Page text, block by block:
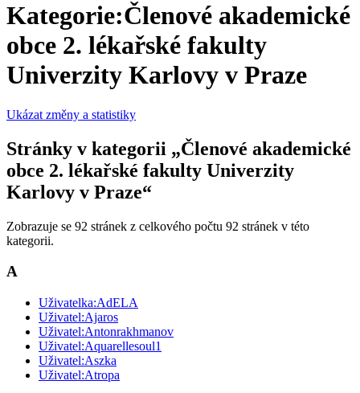
Kategorie:Členové akademické
obce 2. lékařské fakulty
Univerzity Karlovy v Praze
Ukázat změny a statistiky
Stránky v kategorii „Členové akademické
obce 2. lékařské fakulty Univerzity
Karlovy v Praze“
Zobrazuje se 92 stránek z celkového počtu 92 stránek v této
kategorii.
A
Uživatelka:AdELA
Uživatel:Ajaros
Uživatel:Antonrakhmanov
Uživatel:Aquarellesoul1
Uživatel:Aszka
Uživatel:Atropa